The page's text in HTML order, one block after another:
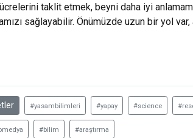
taklit etmek, beyni daha iyi
sağlayabilir. Önümüzde uzun bir yol
#yasambilimleri #yapay #science
#bilim #araştırma